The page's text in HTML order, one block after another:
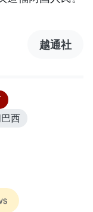
越通社
西